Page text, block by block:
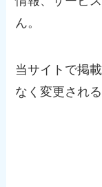
ん。
当サイトで掲
なく変更され